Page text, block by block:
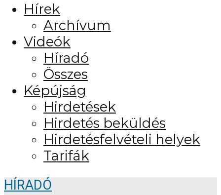
Hírek
Archívum
Videók
Híradó
Összes
Képújság
Hirdetések
Hirdetés beküldés
Hirdetésfelvételi helyek
Tarifák
HÍRADÓ